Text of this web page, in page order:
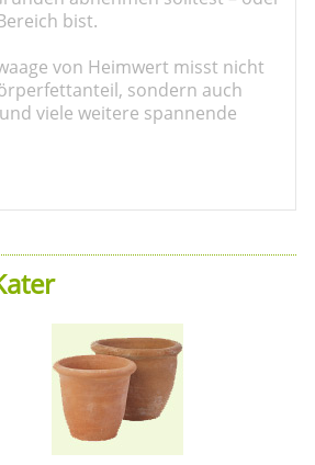
bist.
von Heimwert misst nicht
sondern auch
viele weitere spannende